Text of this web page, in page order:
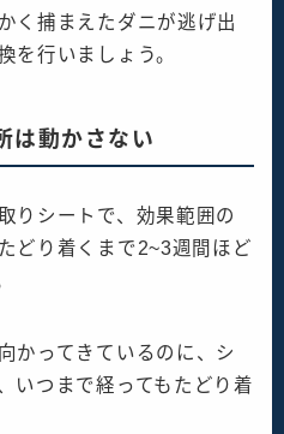
く捕まえたダニが逃げ出
を行いましょう。
は動かさない
りシートで、効果範囲の
どり着くまで2~3週間ほど
かってきているのに、シ
いつまで経ってもたどり着